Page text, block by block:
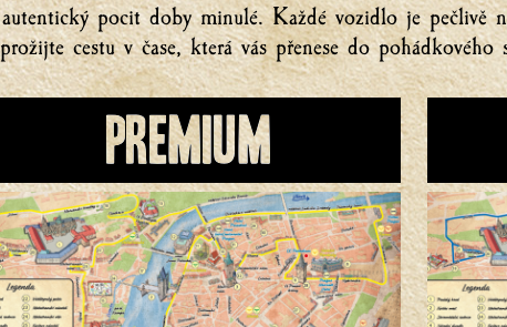
pocit doby minulé. Každé vozidlo je pečlivě
cestu v čase, která vás přenese do pohádkového
Premium